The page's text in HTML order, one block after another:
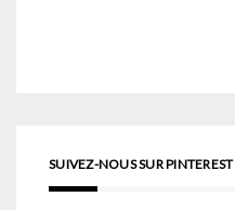
SUIVEZ-NOUS SUR PINTEREST